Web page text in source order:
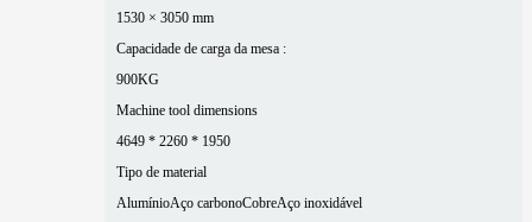
1530 × 3050 mm
Capacidade de carga da mesa :
900KG
Machine tool dimensions
4649 * 2260 * 1950
Tipo de material
AlumínioAço carbonoCobreAço inoxidável